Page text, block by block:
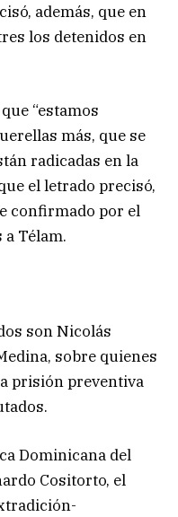
además, que en
los detenidos en
“estamos
más, que se
radicadas en la
el letrado precisó,
confirmado por el
Télam.
son Nicolás
sobre quienes
prisión preventiva
Dominicana del
Cositorto, el